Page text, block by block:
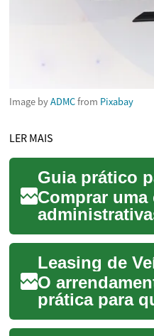
Image byADMCfrom Pixabay
LER MAIS
Comprar
em
Leasing de
O
prática para
comprá-lo.